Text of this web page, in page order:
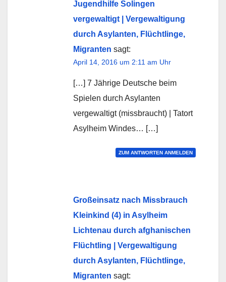
Jugendhilfe Solingen
vergewaltigt | Vergewaltigung
durch Asylanten, Flüchtlinge,
Migranten sagt:
April 14, 2016 um 2:11 am Uhr
[…] 7 Jährige Deutsche beim
Spielen durch Asylanten
vergewaltigt (missbraucht) | Tatort
Asylheim Windes… […]
ZUM ANTWORTEN ANMELDEN
Großeinsatz nach Missbrauch
Kleinkind (4) in Asylheim
Lichtenau durch afghanischen
Flüchtling | Vergewaltigung
durch Asylanten, Flüchtlinge,
Migranten sagt: